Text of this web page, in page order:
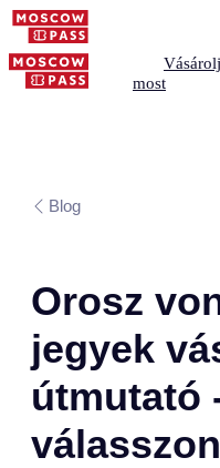
most
Blog
Orosz
jegyek
útmutató